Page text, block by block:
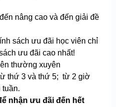
nâng cao và đến giải đề
sách ưu đãi học viên chỉ
ưu đãi cao nhất!
thường xuyên
thứ 3 và thứ 5; từ 2 giờ
tuần.
nhận ưu đãi đến hết